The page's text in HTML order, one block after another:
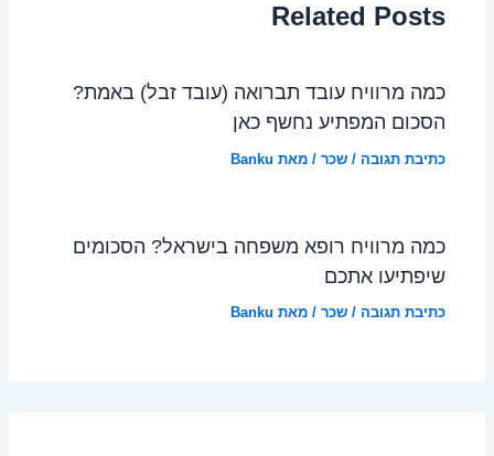
Related Posts
כמה מרוויח עובד תברואה (עובד זבל) באמת?
הסכום המפתיע נחשף כאן
כתיבת תגובה /שכר / מאת Banku
כמה מרוויח רופא משפחה בישראל? הסכומים
שיפתיעו אתכם
כתיבת תגובה /שכר / מאת Banku